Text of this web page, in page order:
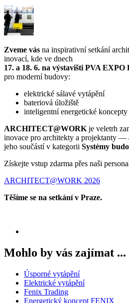
Zveme vás na inspirativní setkání
inovací, kde ve dnech
17. a 18. 6. na výstavišti PVA EXPO
pro moderní budovy:
elektrické sálavé vytápění
bateriová úložiště
inteligentní energetické
ARCHITECT@​WORK je veletrh
inovace pro architekty a projektanty —
jeho součástí v kategorii Systémy
Získejte vstup zdarma přes naši
ARCHITECT@WORK 2026
Těšíme se na setkání v Praze.
Mohlo by vás zajímat ...
Úsporné vytápění
Elektrické vytápění
Fenix Trading
Energetický koncept FENIX